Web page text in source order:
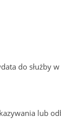
do służby
lub